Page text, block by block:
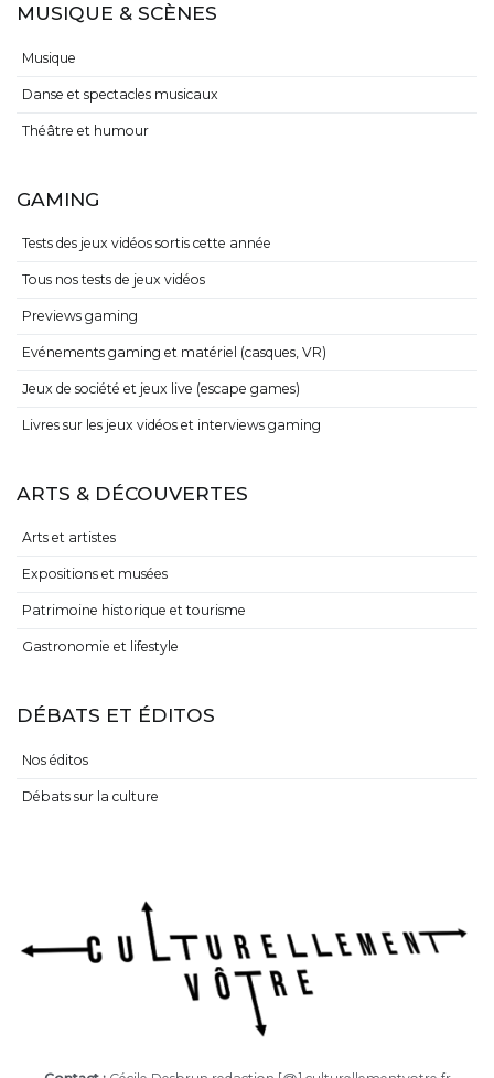
MUSIQUE & SCÈNES
Musique
Danse et spectacles musicaux
Théâtre et humour
GAMING
Tests des jeux vidéos sortis cette année
Tous nos tests de jeux vidéos
Previews gaming
Evénements gaming et matériel (casques, VR)
Jeux de société et jeux live (escape games)
Livres sur les jeux vidéos et interviews gaming
ARTS & DÉCOUVERTES
Arts et artistes
Expositions et musées
Patrimoine historique et tourisme
Gastronomie et lifestyle
DÉBATS ET ÉDITOS
Nos éditos
Débats sur la culture